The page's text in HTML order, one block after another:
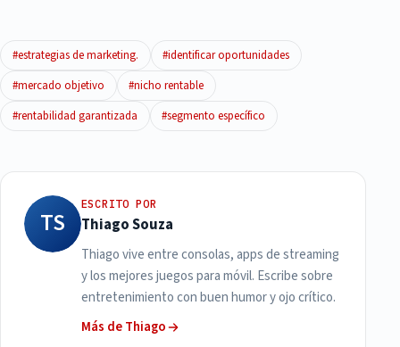
#estrategias de marketing.
#identificar oportunidades
#mercado objetivo
#nicho rentable
#rentabilidad garantizada
#segmento específico
TS
ESCRITO POR
Thiago Souza
Thiago vive entre consolas, apps de streaming
y los mejores juegos para móvil. Escribe sobre
entretenimiento con buen humor y ojo crítico.
Más de Thiago